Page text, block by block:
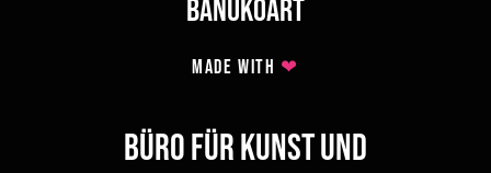
BANUKOART
MADE WITH ❤
BÜRO FÜR KUNST UND